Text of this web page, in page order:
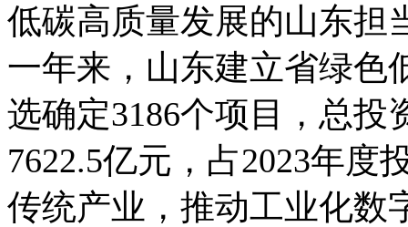
低碳高质量发展的山东担
一年来，山东建立省绿色
选确定3186个项目，总投
7622.5亿元，占2023年度
传统产业，推动工业化数